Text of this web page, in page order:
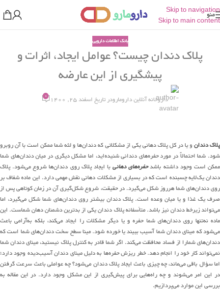
Skip to navigation
Skip to main content
منو
بانک اطلاعات دارویی
پلاک دندان چیست؟ عوامل ایجاد، اثرات و
پیشگیری از این عارضه
داروخانه آنلاین دارومارودر تاریخ اسفند 25, 1400 0
پلاک دندانو یا در کل پلاک دهانی یکی از مشکلاتی که دندان‌ها و لثه شما ممکن است با آن روبرو
شود. شما احتمالاً در مورد حفره‌های دندانی شنیده‌اید، اما مشکل دیگری در میان دندان‌های شما
ممکن است وجود داشته باشدحفره‌های دهانیبا ایجاد پلاک روی دندان‌ها شروع می‌شود. پلاک
دندان یک‌لایه چسبنده است که در بسیاری از مشکلات دهانی نقش مهمی دارد. این ماده شفاف بر
روی دندان‌های شما هرروز شکل می‌گیرد. در حقیقت، شروع شکل‌گیری آن در زمان کوتاهی پس از
صرف یک غذا و یا میان وعده است. پلاک دندان بیشتر روی دندان‌های شما شکل می‌گیرد، اما
می‌تواند زیرخط دندان نیز باشد. متأسفانه پلاک دندان یکی از بدترین دشمنان دهان شماست. این
ماده نه‌تنها روی دندان‌های شما حفره و یا دیگر مشکلات را ایجاد می‌کند، بلکه به‌آرامی باعث
می‌شود که مینای دندان شما آسیب ببیند یا خورده شود. مینا سطح سخت دندان‌های شما است که
دندان‌های شمارا از فساد محافظت می‌کند. اگر شما قادر به کنترل پلاک نیستید، مینای دندان شما
نمی‌تواند کار خود را انجام دهد. خطر ریزش حفره‌ها به دلیل مینای دندان آسیب‌دیده وجود دارد؛
اما سؤال باقی می‌ماند، چه چیزی باعث ایجاد پلاک دندان می‌شود؟ چه عواملی باعث سرعت گرفتن
در این امر می‌شوند و چه راه‌هایی برای پیش‌گیری از این مشکل وجود دارد. در این مقاله به
بررسی این موارد می‌پردازیم.